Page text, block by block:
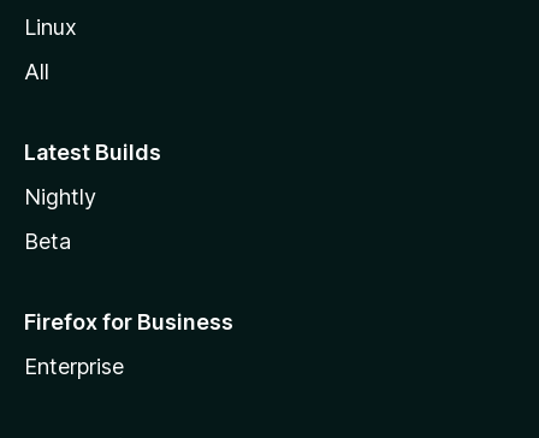
Linux
All
Latest Builds
Nightly
Beta
Firefox for Business
Enterprise